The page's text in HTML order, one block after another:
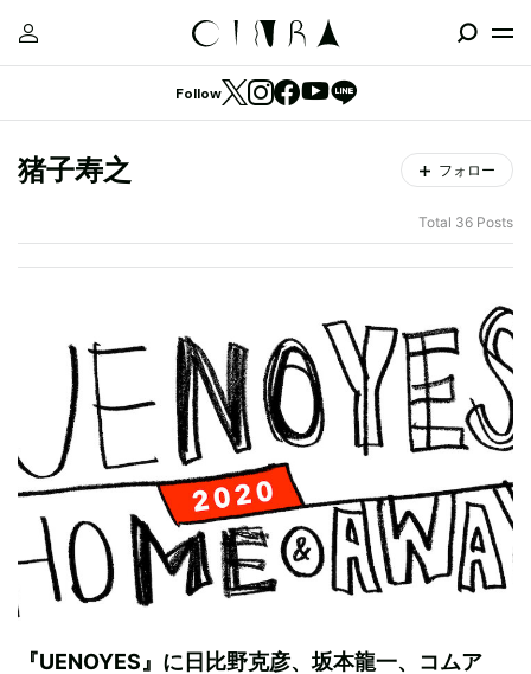
Follow
猪子寿之 フォロー
Total 36 Posts
『UENOYES』に日比野克彦、坂本龍一、コムア